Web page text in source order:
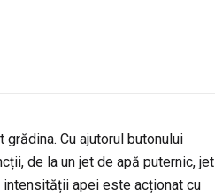
Cu ajutorul butonului
de la un jet de apă puternic, jet
intensității apei este acționat cu